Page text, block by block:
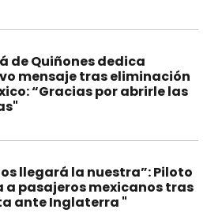
de Quiñones dedica
mensaje tras eliminación
“Gracias por abrirle las
llegará la nuestra”: Piloto
a pasajeros mexicanos tras
ante Inglaterra "